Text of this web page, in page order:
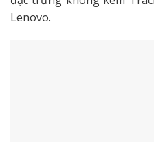
Lenovo.